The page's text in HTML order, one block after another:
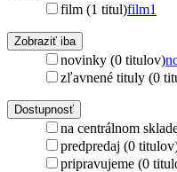
film (1 titul)film1
Zobraziť iba
novinky (0 titulov)
zľavnené tituly (0
Dostupnosť
na centrálnom
predpredaj (0
pripravujeme (0